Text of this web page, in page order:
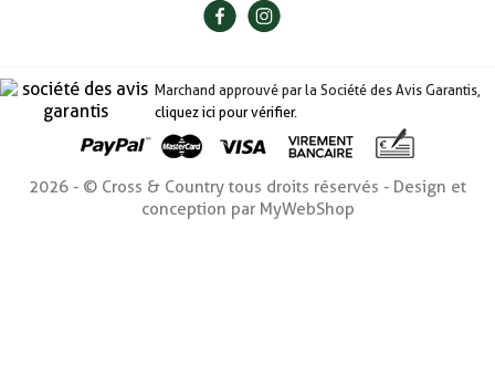
Marchand approuvé par la Société des Avis Garantis,
cliquez ici pour vérifier.
2026 - © Cross & Country tous droits réservés - Design et
conception par MyWebShop